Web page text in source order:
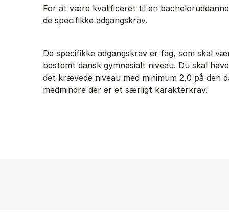
For at være kvalificeret til en
de specifikke adgangskrav.
De specifikke adgangskrav er fag, som skal
bestemt dansk gymnasialt niveau. Du skal
det krævede niveau med minimum 2,0 på den
medmindre der er et særligt karakterkrav.